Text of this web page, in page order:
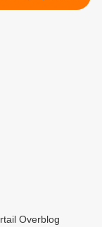
Différence, 2015) >
Overblog